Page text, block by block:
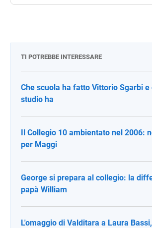
TI POTREBBE INTERESSARE
Che scuola ha fatto Vittorio Sgarbi
studio ha
Il Collegio 10 ambientato nel 2006:
per Maggi
George si prepara al collegio: la
papà William
L'omaggio di Valditara a Laura